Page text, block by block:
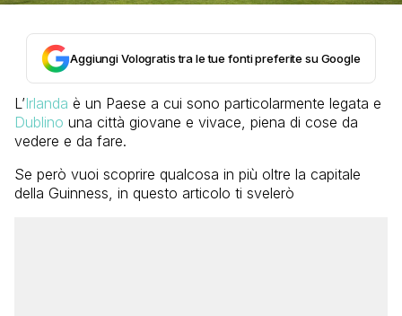
Aggiungi Vologratis tra le tue fonti preferite su Google
L’Irlanda è un Paese a cui sono particolarmente legata e
Dublino una città giovane e vivace, piena di cose da
vedere e da fare.
Se però vuoi scoprire qualcosa in più oltre la capitale
della Guinness, in questo articolo ti svelerò